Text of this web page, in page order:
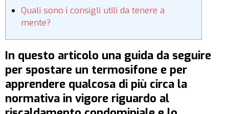
Quali sono i consigli utili da tenere a
mente?
In questo articolo una guida da seguire
per spostare un termosifone e per
apprendere qualcosa di più circa la
normativa in vigore riguardo al